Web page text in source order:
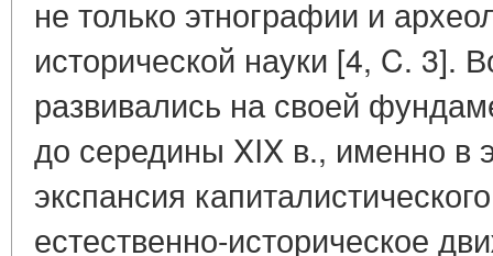
не только этнографии и
исторической науки [4, C. 3].
развивались на своей
до середины XIX в., именно в
экспансия
естественно-историческое